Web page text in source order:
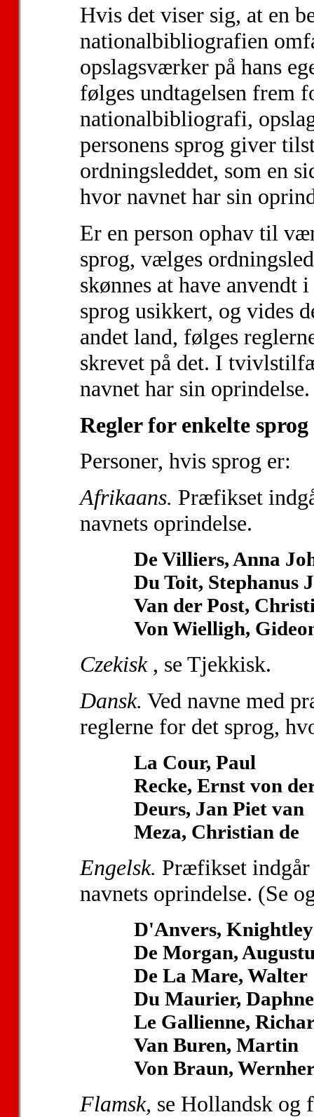
Hvis det viser sig, at en
nationalbibliografien
opslagsværker på hans
følges undtagelsen frem
nationalbibliografi,
personens sprog giver
ordningsleddet, som en
hvor navnet har sin
Er en person ophav til
sprog, vælges
skønnes at have
sprog usikkert, og vides
andet land, følges
skrevet på det. I
navnet har sin oprindelse.
Regler for enkelte sprog
Personer, hvis sprog er:
Afrikaans. Præfikset
navnets oprindelse.
De Villiers, Anna
Du Toit, Stephanus
Van der Post,
Von Wielligh,
Czekisk, se Tjekkisk.
Dansk. Ved navne med
reglerne for det sprog,
La Cour, Paul
Recke, Ernst von
Deurs, Jan Piet van
Meza, Christian de
Engelsk. Præfikset indgår
navnets oprindelse. (Se
D'Anvers, Knightley
De Morgan,
De La Mare, Walter
Du Maurier, Daphne
Le Gallienne,
Van Buren, Martin
Von Braun,
Flamsk, se Hollandsk og